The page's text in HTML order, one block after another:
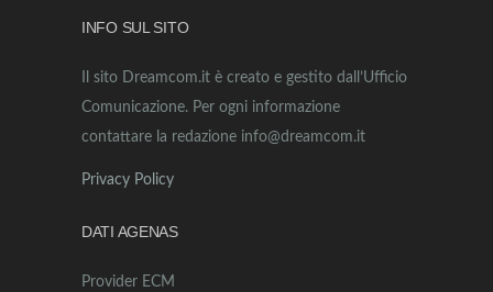
INFO SUL SITO
Il sito Dreamcom.it è creato e gestito dall’Ufficio
Comunicazione. Per ogni informazione
contattare la redazione info@dreamcom.it
Privacy Policy
DATI AGENAS
Provider ECM